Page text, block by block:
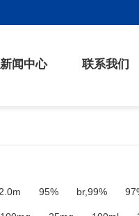
新闻中心 联系我们
2.0m 95% br,99%
br,90% ar,97%